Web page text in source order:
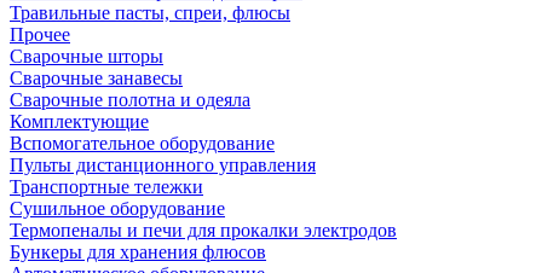
Травильные пасты, спреи, флюсы
Прочее
Сварочные шторы
Сварочные занавесы
Сварочные полотна и одеяла
Комплектующие
Вспомогательное оборудование
Пульты дистанционного управления
Транспортные тележки
Сушильное оборудование
Термопеналы и печи для прокалки электродов
Бункеры для хранения флюсов